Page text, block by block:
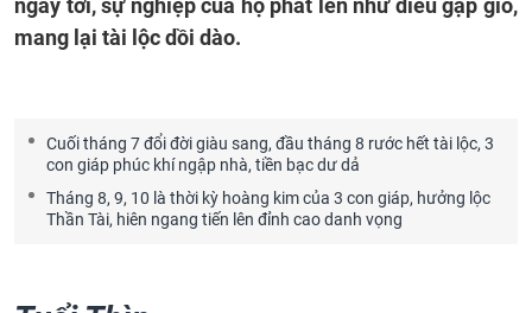
ngày tới, sự nghiệp của họ phất lên như diều gặp gió,
mang lại tài lộc dồi dào.
Cuối tháng 7 đổi đời giàu sang, đầu tháng 8 rước hết tài lộc, 3
con giáp phúc khí ngập nhà, tiền bạc dư dả
Tháng 8, 9, 10 là thời kỳ hoàng kim của 3 con giáp, hưởng lộc
Thần Tài, hiên ngang tiến lên đỉnh cao danh vọng